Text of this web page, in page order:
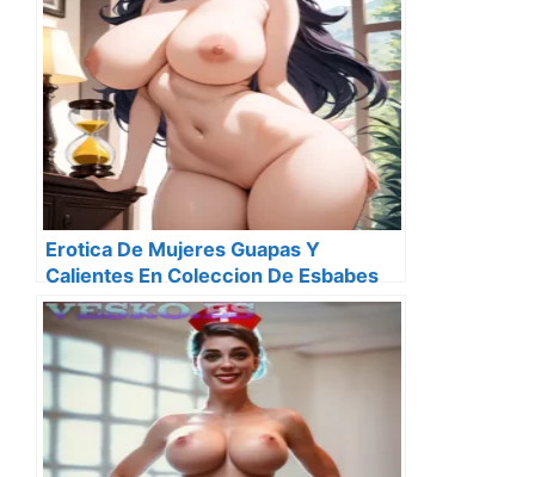
Erotica De Mujeres Guapas Y
Calientes En Coleccion De Esbabes
Seis